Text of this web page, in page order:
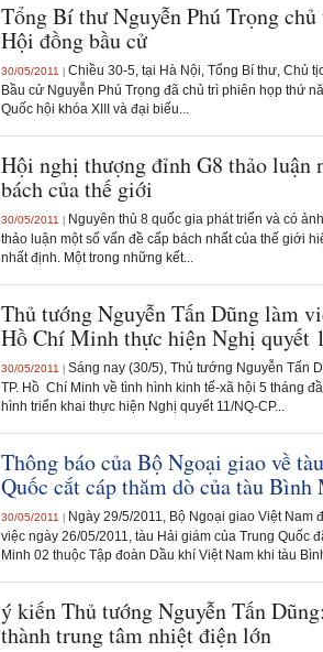
Tổng Bí thư Nguyễn Phú Trọng
Hội đồng bầu cử
30/05/2011
Chiều 30-5, tại Hà Nội, Tổng Bí thư, Chủ
Bầu cử Nguyễn Phú Trọng đã chủ trì phiên họp thứ
Quốc hội khóa XIII và đại biểu...
Hội nghị thượng đỉnh G8 thảo luận
bách của thế giới
30/05/2011
Nguyên thủ 8 quốc gia phát triển và có
thảo luận một số vấn đề cấp bách nhất của thế giới
nhất định. Một trong những kết...
Thủ tướng Nguyễn Tấn Dũng làm
Hồ Chí Minh thực hiện Nghị quyết
30/05/2011
Sáng nay (30/5), Thủ tướng Nguyễn Tấn
TP. Hồ Chí Minh về tình hình kinh tế-xã hội 5 tháng
hình triển khai thực hiện Nghị quyết 11/NQ-CP...
Thông báo của Bộ Ngoại giao về
Quốc cắt cáp thăm dò của tàu
30/05/2011
Ngày 29/5/2011, Bộ Ngoại giao Việt Nam
việc ngày 26/05/2011, tàu Hải giám của Trung Quốc
Minh 02 thuộc Tập đoàn Dầu khí Việt Nam khi tàu
ý kiến Thủ tướng Nguyễn Tấn
thành trung tâm nhiệt điện lớn